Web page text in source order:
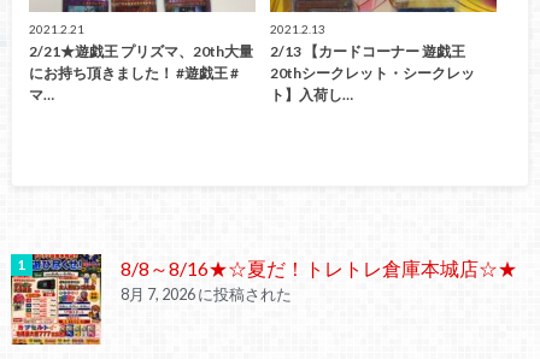
2021.2.21
2/21★遊戯王 プリズマ、20th大量
にお持ち頂きました！ #遊戯王 #
マ…
2021.2.13
2/13 【カードコーナー 遊戯王
20thシークレット・シークレッ
ト】入荷し…
8/8～8/16★☆夏だ！トレトレ倉庫本城店☆★
8月 7, 2026 に投稿された